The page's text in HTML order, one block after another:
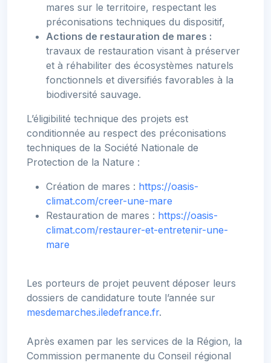
mares sur le territoire, respectant les
préconisations techniques du dispositif,
Actions de restauration de mares :
travaux de restauration visant à préserver
et à réhabiliter des écosystèmes naturels
fonctionnels et diversifiés favorables à la
biodiversité sauvage.
L’éligibilité technique des projets est
conditionnée au respect des préconisations
techniques de la Société Nationale de
Protection de la Nature :
Création de mares : https://oasis-
climat.com/creer-une-mare
Restauration de mares : https://oasis-
climat.com/restaurer-et-entretenir-une-
mare
Les porteurs de projet peuvent déposer leurs
dossiers de candidature toute l’année sur
mesdemarches.iledefrance.fr.
Après examen par les services de la Région, la
Commission permanente du Conseil régional